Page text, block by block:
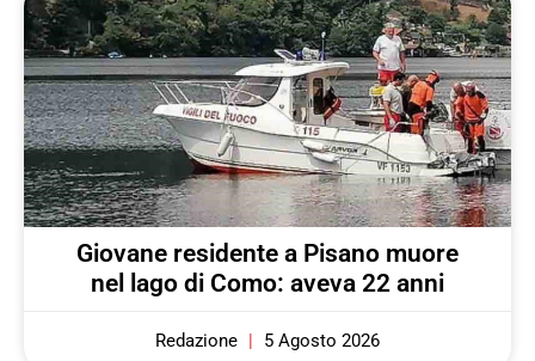
Giovane residente a Pisano muore
nel lago di Como: aveva 22 anni
Redazione 5 Agosto 2026